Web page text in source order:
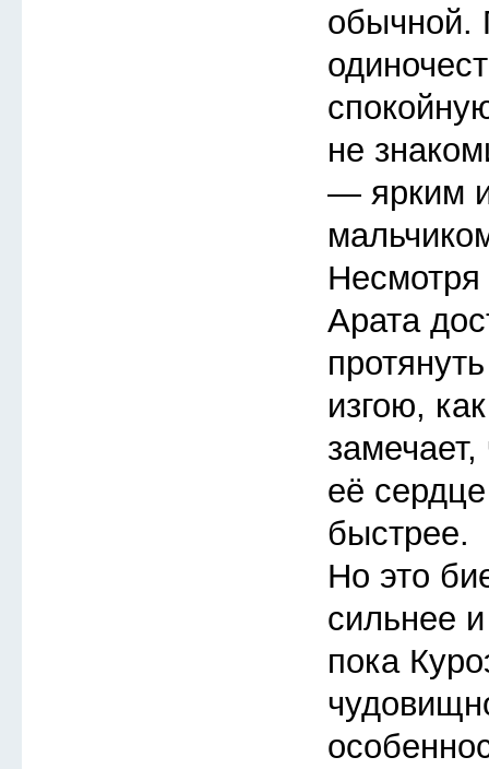
обычной.
не
— ярким
Несмотря
Арата
изгою,
замечает,
её
быстрее.
Но это
сильнее
пока